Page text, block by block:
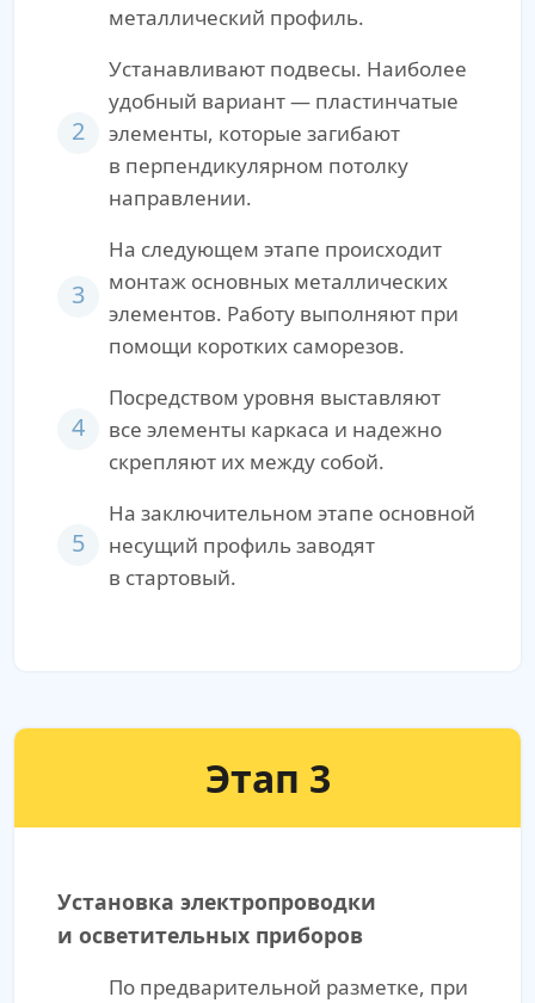
металлический профиль.
2
Устанавливают подвесы. Наиболее
удобный вариант — пластинчатые
элементы, которые загибают
в перпендикулярном потолку
направлении.
3
На следующем этапе происходит
монтаж основных металлических
элементов. Работу выполняют при
помощи коротких саморезов.
4
Посредством уровня выставляют
все элементы каркаса и надежно
скрепляют их между собой.
5
На заключительном этапе основной
несущий профиль заводят
в стартовый.
Этап 3
Установка электропроводки
и осветительных приборов
По предварительной разметке, при